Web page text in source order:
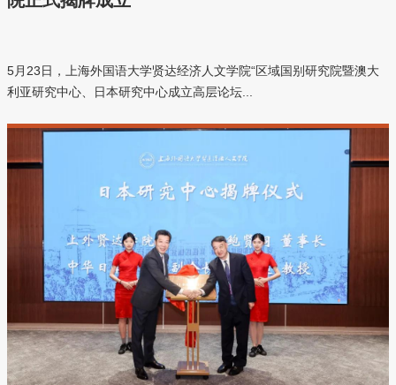
5月23日，上海外国语大学贤达经济人文学院“区域国别研究院暨澳大
利亚研究中心、日本研究中心成立高层论坛...